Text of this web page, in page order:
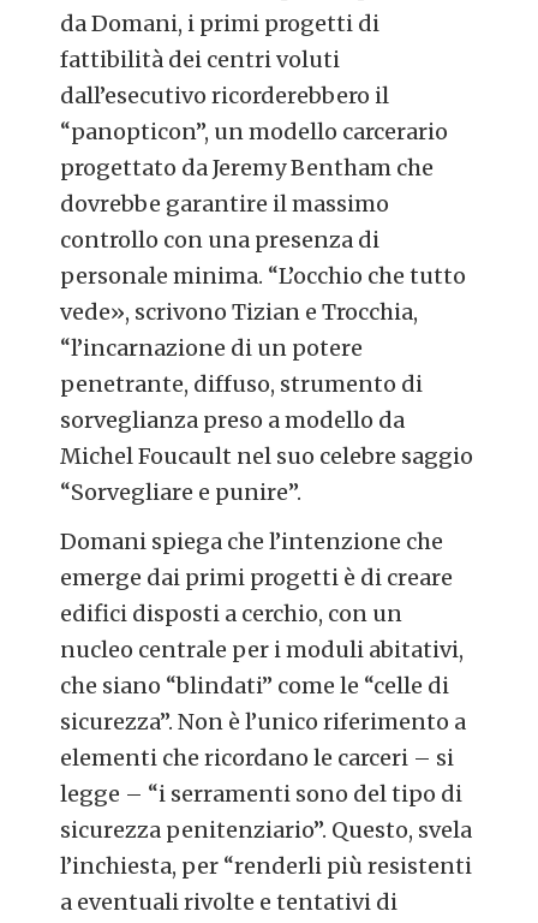
da Domani, i primi progetti di
fattibilità dei centri voluti
dall’esecutivo ricorderebbero il
“panopticon”, un modello carcerario
progettato da Jeremy Bentham che
dovrebbe garantire il massimo
controllo con una presenza di
personale minima. “L’occhio che tutto
vede», scrivono Tizian e Trocchia,
“l’incarnazione di un potere
penetrante, diffuso, strumento di
sorveglianza preso a modello da
Michel Foucault nel suo celebre saggio
“Sorvegliare e punire”.
Domani spiega che l’intenzione che
emerge dai primi progetti è di creare
edifici disposti a cerchio, con un
nucleo centrale per i moduli abitativi,
che siano “blindati” come le “celle di
sicurezza”. Non è l’unico riferimento a
elementi che ricordano le carceri – si
legge – “i serramenti sono del tipo di
sicurezza penitenziario”. Questo, svela
l’inchiesta, per “renderli più resistenti
a eventuali rivolte e tentativi di